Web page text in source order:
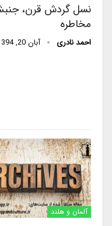
نسل گردش قرن،
مخاطره
احمد نادری آبان 20, 1394
آلمان و هلند